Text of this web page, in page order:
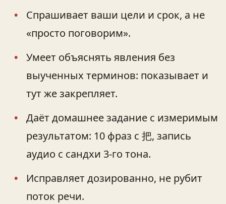
Спрашивает ваши цели и срок, а не
«просто поговорим».
Умеет объяснять явления без
выученных терминов: показывает и
тут же закрепляет.
Даёт домашнее задание с измеримым
результатом: 10 фраз с 把, запись
аудио с сандхи 3‑го тона.
Исправляет дозированно, не рубит
поток речи.